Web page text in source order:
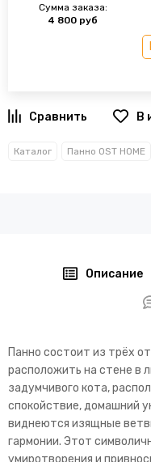
Сумма заказа:
4 800 руб
В
Каталог Панно OST HOME
Описание
Панно состоит из трёх
расположить на стене в
задумчивого кота,
спокойствие, домашний
виднеются изящные
гармонии. Этот
умиротворения и